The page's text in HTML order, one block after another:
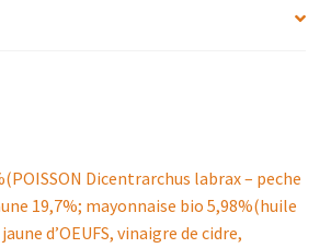
Dicentrarchus labrax – peche
19,7%; mayonnaise bio 5,98%(huile
d’OEUFS, vinaigre de cidre,